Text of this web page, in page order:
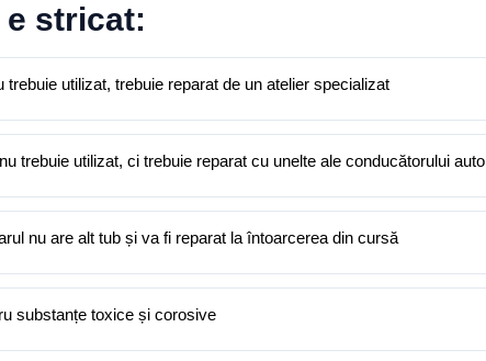
e stricat:
utilizat, trebuie reparat de un atelier specializat
trebuie utilizat, ci trebuie reparat cu unelte ale conducătorului auto
nu are alt tub și va fi reparat la întoarcerea din cursă
substanțe toxice și corosive